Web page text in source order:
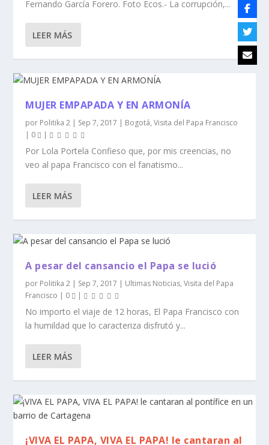
Fernando García Forero. Foto Ecos.- La corrupción,...
LEER MÁS
MUJER EMPAPADA Y EN ARMONÍA
por Politika 2 | Sep 7, 2017 | Bogotá,Visita del Papa Francisco
| 0 |
Por Lola Portela Confieso que, por mis creencias, no
veo al papa Francisco con el fanatismo...
LEER MÁS
A pesar del cansancio el Papa se lució
por Politika 2 | Sep 7, 2017 | Ultimas Noticias,Visita del Papa
Francisco | 0 |
No importo el viaje de 12 horas, El Papa Francisco con
la humildad que lo caracteriza disfrutó y...
LEER MÁS
¡VIVA EL PAPA, VIVA EL PAPA! le cantaran al